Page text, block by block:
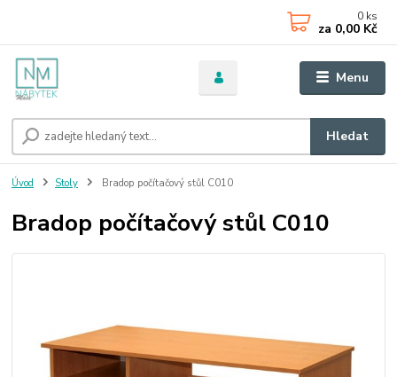
Menu
Hledat
0 ks
za 0,00 Kč
Úvod Stoly Bradop počítačový stůl C010
Bradop počítačový stůl C010